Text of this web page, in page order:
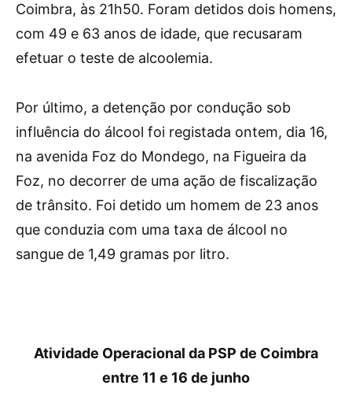
Coimbra, às 21h50. Foram detidos dois homens,
com 49 e 63 anos de idade, que recusaram
efetuar o teste de alcoolemia.
Por último, a detenção por condução sob
influência do álcool foi registada ontem, dia 16,
na avenida Foz do Mondego, na Figueira da
Foz, no decorrer de uma ação de fiscalização
de trânsito. Foi detido um homem de 23 anos
que conduzia com uma taxa de álcool no
sangue de 1,49 gramas por litro.
Atividade Operacional da PSP de Coimbra
entre 11 e 16 de junho